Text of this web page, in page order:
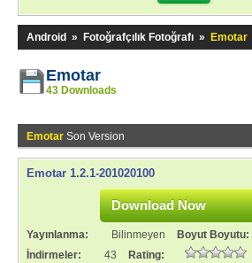
Android » Fotoğrafçılık Fotoğrafı » Emotar
Emotar
43 Downloads
Emotar Son Version
Emotar 1.2.1-201020100
Download Now
Yayınlanma: Bilinmeyen Boyut Boyutu:
İndirmeler:
43
Rating: